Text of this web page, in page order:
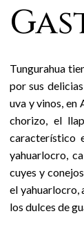
Tungurahua
por sus
uva y vinos,
chorizo, el
característico
yahuarlocro,
cuyes y
el yahuarlocro,
los dulces de